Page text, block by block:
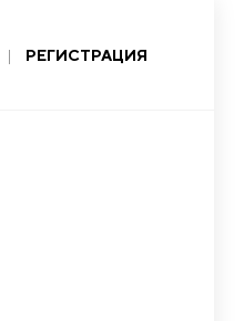
| РЕГИСТРАЦИЯ